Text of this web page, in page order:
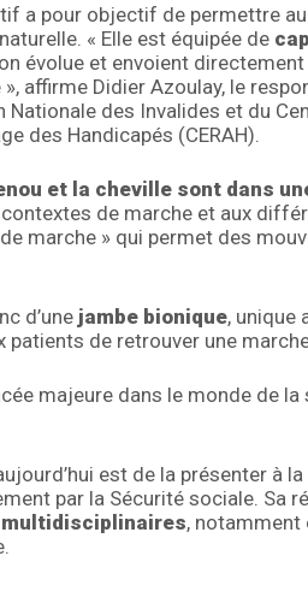
a pour objectif de permettre
« Elle est équipée de
évolue et envoient
», affirme Didier Azoulay, le
Nationale des Invalides et du
des Handicapés (CERAH).
et la cheville sont dans
de marche et aux
marche » qui permet des
d’une jambe bionique, unique
patients de retrouver une
majeure dans le monde de
est de la présenter à
par la Sécurité sociale. Sa
, notamment